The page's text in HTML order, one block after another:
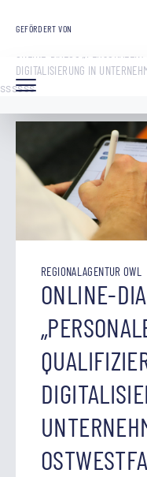
GEFÖRDERT VON
REGIONALAGENTUR OWL
DIGITALISIERUNG IN
ssssss
REGIONALAGENTUR OWL
ONLINE-